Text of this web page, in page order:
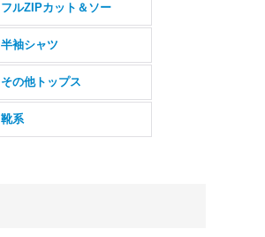
フルZIPカット＆ソー
半袖シャツ
その他トップス
靴系